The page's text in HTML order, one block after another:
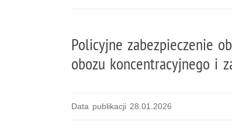
Policyjne zabezpieczenie
obozu koncentracyjnego i
Data publikacji 28.01.2026